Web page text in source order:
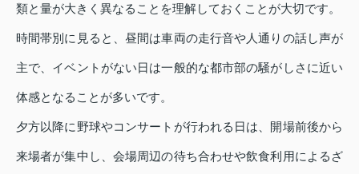
類と量が大きく異なることを理解しておくことが大切です。
時間帯別に見ると、昼間は車両の走行音や人通りの話し声が
主で、イベントがない日は一般的な都市部の騒がしさに近い
体感となることが多いです。
夕方以降に野球やコンサートが行われる日は、開場前後から
来場者が集中し、会場周辺の待ち合わせや飲食利用によるざ